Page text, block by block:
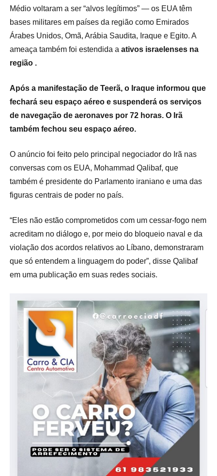
Médio voltaram a ser “alvos legítimos” — os EUA têm
bases militares em países da região como Emirados
Árabes Unidos, Omã, Arábia Saudita, Iraque e Egito. A
ameaça também foi estendida a ativos israelenses na
região .
Após a manifestação de Teerã, o Iraque informou que
fechará seu espaço aéreo e suspenderá os serviços
de navegação de aeronaves por 72 horas. O Irã
também fechou seu espaço aéreo.
O anúncio foi feito pelo principal negociador do Irã nas
conversas com os EUA, Mohammad Qalibaf, que
também é presidente do Parlamento iraniano e uma das
figuras centrais de poder no país.
“Eles não estão comprometidos com um cessar-fogo nem
acreditam no diálogo e, por meio do bloqueio naval e da
violação dos acordos relativos ao Líbano, demonstraram
que só entendem a linguagem do poder”, disse Qalibaf
em uma publicação em suas redes sociais.